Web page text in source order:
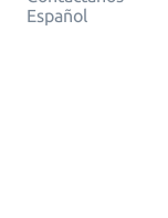
Español